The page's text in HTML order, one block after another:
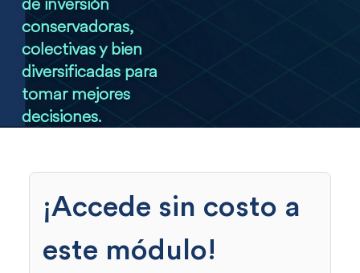
conservadoras,
colectivas y bien
diversificadas para
tomar mejores
decisiones.
¡Accede sin costo a
este módulo!